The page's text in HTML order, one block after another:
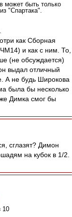
может быть только
"Спартака".
как Сборная
и как с ним. То,
(не обсуждается)
выдал отличный
А не будь Широкова
была бы несколько
Димка смог бы
сглазят? Димон
на кубок в 1/2.
10